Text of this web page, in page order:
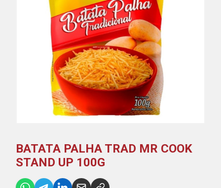
BATATA PALHA TRAD MR COOK
STAND UP 100G